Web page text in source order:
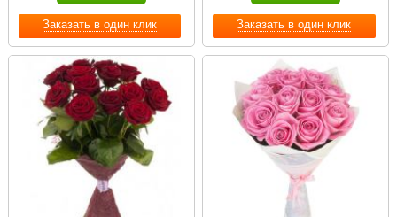
Заказать в один клик Заказать в один клик